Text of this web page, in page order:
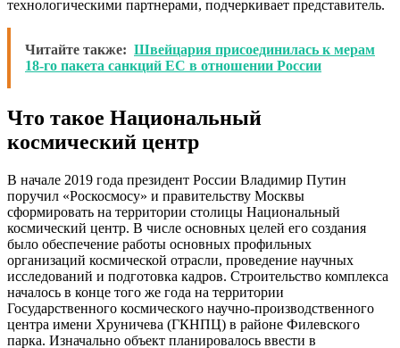
технологическими партнерами, подчеркивает представитель.
Читайте также: Швейцария присоединилась к мерам
18-го пакета санкций ЕС в отношении России
Что такое Национальный
космический центр
В начале 2019 года президент России Владимир Путин
поручил «Роскосмосу» и правительству Москвы
сформировать на территории столицы Национальный
космический центр. В числе основных целей его создания
было обеспечение работы основных профильных
организаций космической отрасли, проведение научных
исследований и подготовка кадров. Строительство комплекса
началось в конце того же года на территории
Государственного космического научно-производственного
центра имени Хруничева (ГКНПЦ) в районе Филевского
парка. Изначально объект планировалось ввести в